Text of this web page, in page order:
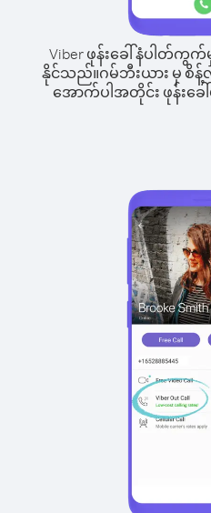
Viber ဖုန်းခေါ်နံပါတ်ကွ
နိုင်သည်။ဂမ်ဘီးယား မှ စိန့်
အောက်ပါအတိုင်း ဖုန်းခေါ်